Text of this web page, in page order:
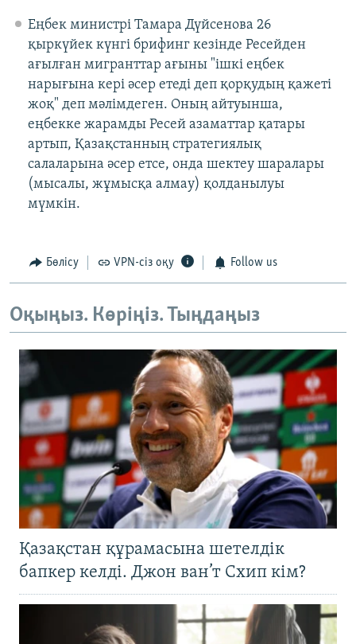
Еңбек министрі Тамара Дүйсенова 26
қыркүйек күнгі брифинг кезінде Ресейден
ағылған мигранттар ағыны "ішкі еңбек
нарығына кері әсер етеді деп қорқудың қажеті
жоқ" деп мәлімдеген. Оның айтуынша,
еңбекке жарамды Ресей азаматтар қатары
артып, Қазақстанның стратегиялық
салаларына әсер етсе, онда шектеу шаралары
(мысалы, жұмысқа алмау) қолданылуы
мүмкін.
Бөлісу VPN-сіз оқу Follow us
Оқыңыз. Көріңіз. Тыңдаңыз
Қазақстан құрамасына шетелдік
бапкер келді. Джон ван’т Схип кім?